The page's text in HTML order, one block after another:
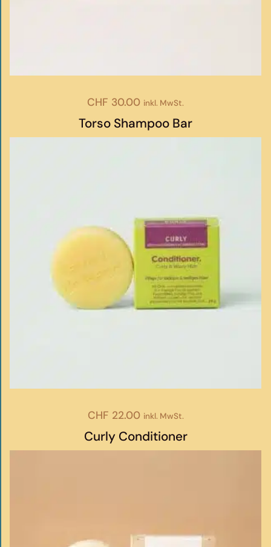
CHF 30.00 inkl. MwSt.
Torso Shampoo Bar
CHF 22.00 inkl. MwSt.
Curly Conditioner